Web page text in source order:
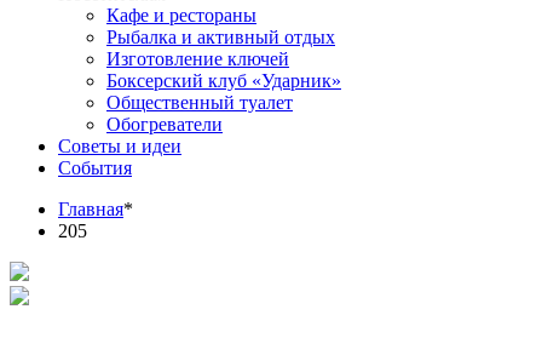
Кафе и рестораны
Рыбалка и активный отдых
Изготовление ключей
Боксерский клуб «Ударник»
Общественный туалет
Обогреватели
Советы и идеи
События
Главная*
205